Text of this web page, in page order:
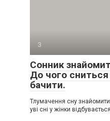
З
Сонник
До чого сниться
бачити.
Тлумачення сну
уві сні у жінки